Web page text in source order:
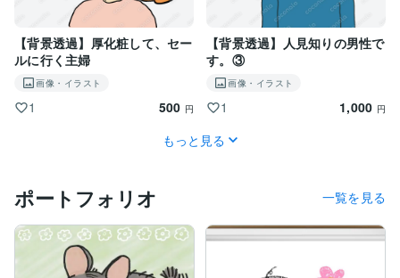
【背景透過】厚化粧して、セー
ルに行く主婦
画像・イラスト
1 500 円
【背景透過】人見知りの男性で
す。③
画像・イラスト
1 1,000 円
もっと見る
ポートフォリオ 一覧を見る